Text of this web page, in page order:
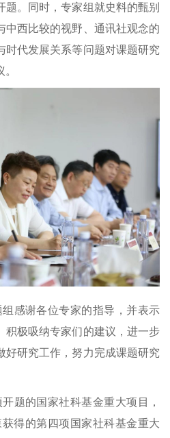
题。同时，专家组就史料的甄别
中西比较的视野、通讯社观念的
时代发展关系等问题对课题研究
感谢各位专家的指导， 并表示
积极吸纳专家们的建议 ，进一步
研究工作， 努力完成课题研究
题的国家社科基金重大项目，
得的第四项国家社科基金重大